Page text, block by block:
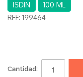
ISDIN
100 ML
REF: 199464
Cantidad: